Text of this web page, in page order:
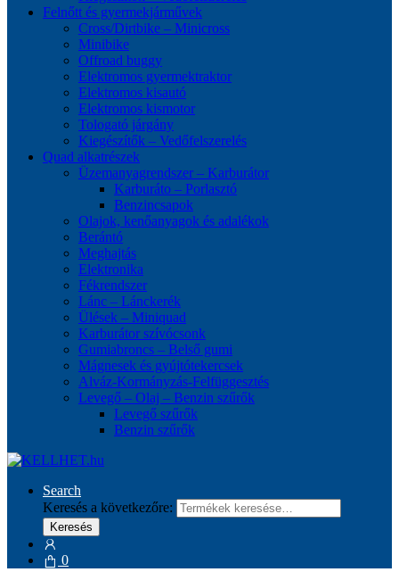
Felnőtt és gyermekjárművek
Cross/Dirtbike – Minicross
Minibike
Offroad buggy
Elektromos gyermektraktor
Elektromos kisautó
Elektromos kismotor
Tologató járgány
Kiegészítők – Vedőfelszerelés
Quad alkatrészek
Üzemanyagrendszer – Karburátor
Karburáto – Porlasztó
Benzincsapok
Olajok, kenőanyagok és adalékok
Berántó
Meghajtás
Elektronika
Fékrendszer
Lánc – Lánckerék
Ülések – Miniquad
Karburátor szívócsonk
Gumiabroncs – Belső gumi
Mágnesek és gyújtótekercsek
Alváz-Kormányzás-Felfüggesztés
Levegő – Olaj – Benzin szűrők
Levegő szűrők
Benzin szűrők
Search
Keresés a következőre:
Keresés
0